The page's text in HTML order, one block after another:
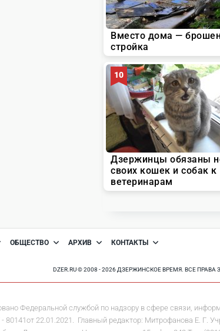
ОБЩЕСТВО АРХИВ КОНТАКТЫ
DZER.RU © 2008 - 2026 ДЗЕРЖИНСКОЕ ВРЕМЯ. ВСЕ
Федеральной службой по надзору в сфере связи,
22.01.2021. Главный редактор: Митрофанова Е. Г.